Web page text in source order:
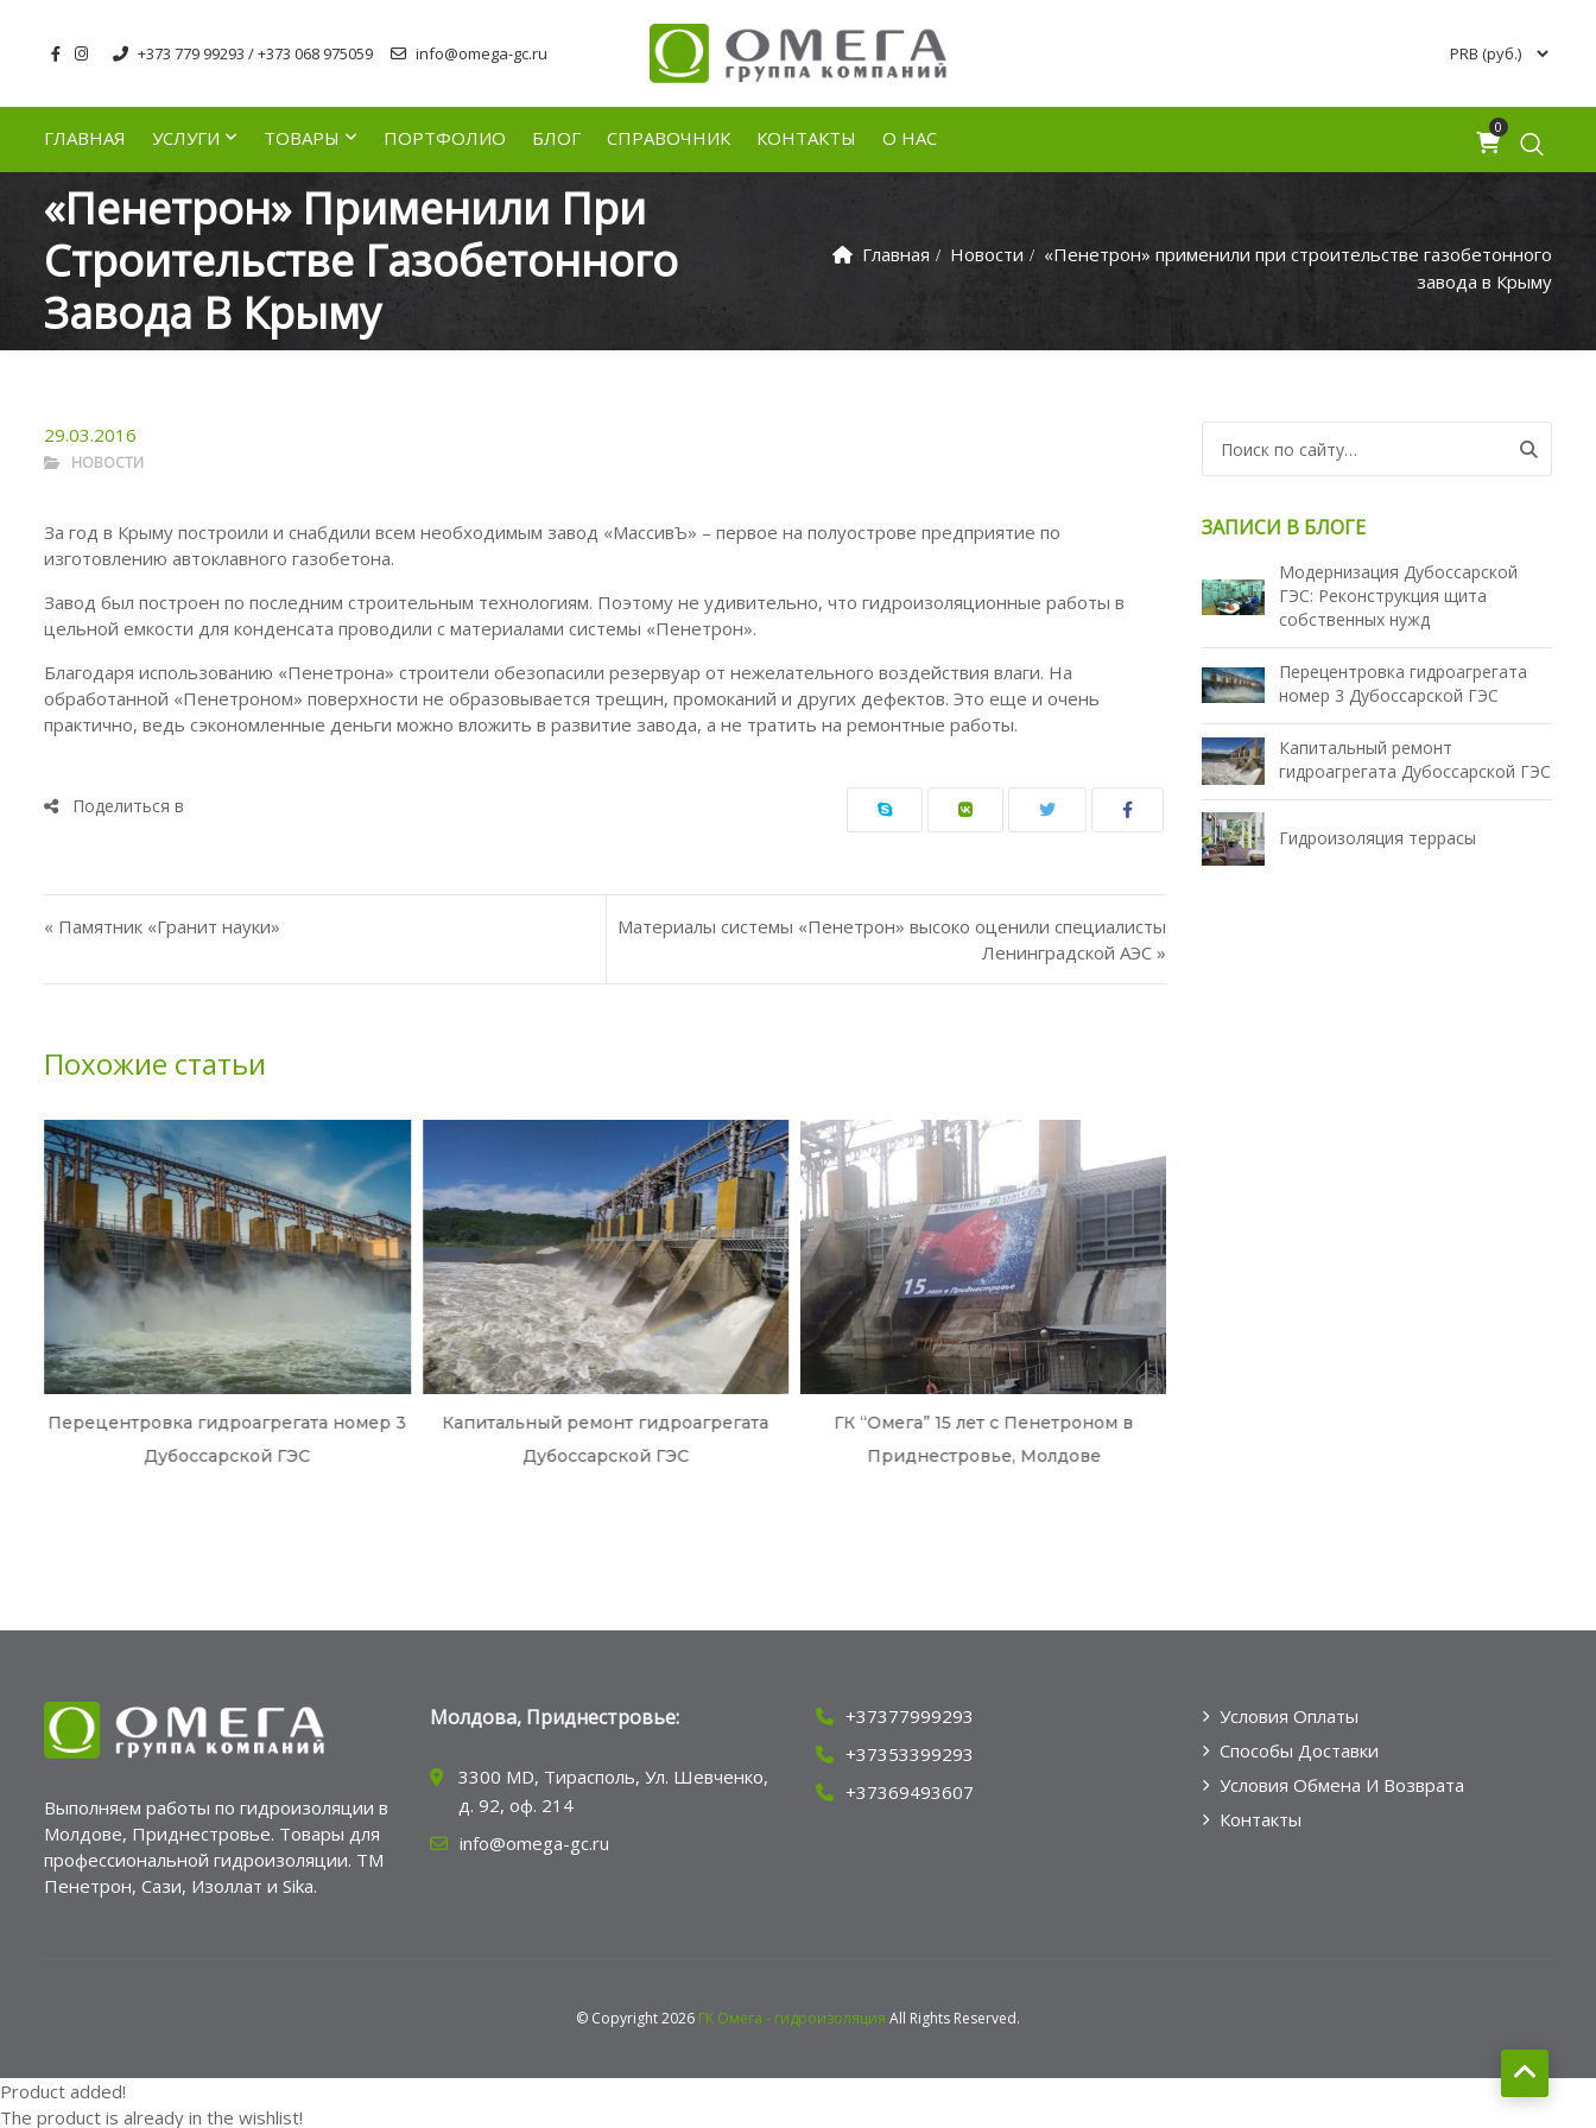
+373 779 99293 / +373 068 975059 info@omega-gc.ru
ГЛАВНАЯ УСЛУГИ ТОВАРЫ ПОРТФОЛИО БЛОГ СПРАВОЧНИК КОНТАКТЫ О НАС 0
«Пенетрон» Применили При
Строительстве Газобетонного
Завода В Крыму
Главная Новости
«Пенетрон» применили при строительстве газобетонного
завода в Крыму
29.03.2016
НОВОСТИ
За год в Крыму построили и снабдили всем необходимым завод «МассивЪ» – первое на полуострове предприятие по
изготовлению автоклавного газобетона.
Завод был построен по последним строительным технологиям. Поэтому не удивительно, что гидроизоляционные работы в
цельной емкости для конденсата проводили с материалами системы «Пенетрон».
Благодаря использованию «Пенетрона» строители обезопасили резервуар от нежелательного воздействия влаги. На
обработанной «Пенетроном» поверхности не образовывается трещин, промоканий и других дефектов. Это еще и очень
практично, ведь сэкономленные деньги можно вложить в развитие завода, а не тратить на ремонтные работы.
Навигация по записям
« Памятник «Гранит науки»
Материалы системы «Пенетрон» высоко оценили специалисты
Ленинградской АЭС »
Похожие статьи
Перецентровка гидроагрегата номер 3
Дубоссарской ГЭС
Капитальный ремонт гидроагрегата
Дубоссарской ГЭС
ГК “Омега” 15 лет с Пенетроном в
Приднестровье, Молдове
ЗАПИСИ В БЛОГЕ
Модернизация Дубоссарской
ГЭС: Реконструкция щита
собственных нужд
Перецентровка гидроагрегата
номер 3 Дубоссарской ГЭС
Капитальный ремонт
гидроагрегата Дубоссарской ГЭС
Гидроизоляция террасы
Выполняем работы по гидроизоляции в
Молдове, Приднестровье. Товары для
профессиональной гидроизоляции. ТМ
Пенетрон, Сази, Изоллат и Sika.
Молдова, Приднестровье:
3300 MD, Тирасполь, Ул. Шевченко,
д. 92, оф. 214
info@omega-gc.ru
+37377999293
+37353399293
+37369493607
Условия Оплаты
Способы Доставки
Условия Обмена И Возврата
Контакты
© Copyright 2026 ГК Омега - гидроизоляция All Rights Reserved.
Product added!
The product is already in the wishlist!